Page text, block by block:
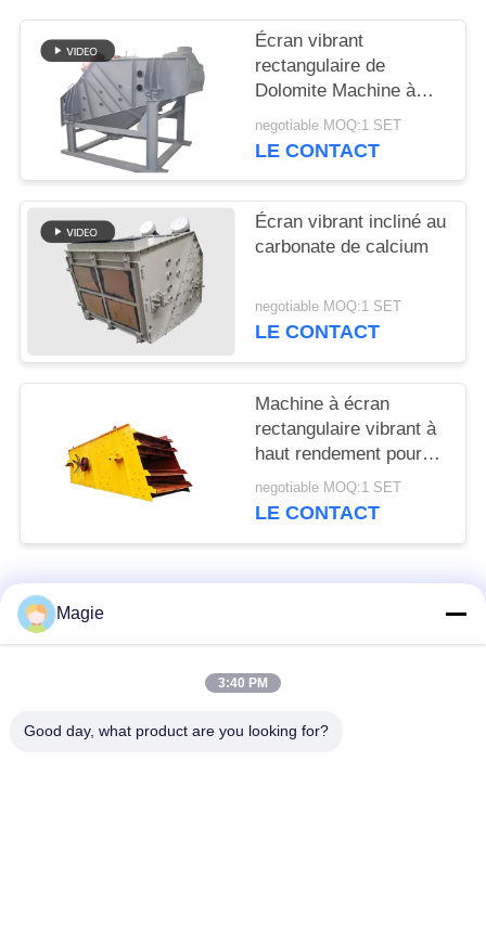
PLAN
DU
SITE
PRIVACY
POLICY
Écran vibrant
rectangulaire de
Dolomite Machine à
écran de probabilité
Sieve Mogensen
negotiable MOQ:1 SET
LE CONTACT
Écran vibrant incliné au
carbonate de calcium
negotiable MOQ:1 SET
LE CONTACT
Machine à écran
rectangulaire vibrant à
haut rendement pour
matériaux de
construction
negotiable MOQ:1 SET
LE CONTACT
Catégories populaires
Tamis rotatoire
Magie
3:40 PM
Good day, what product are you looking for?